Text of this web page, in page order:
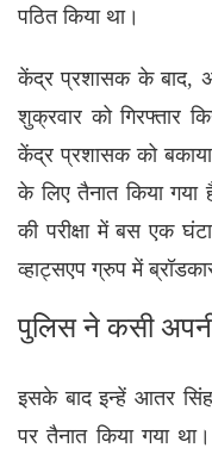
पठित किया था।
केंद्र प्रशासक के बाद,
शुक्रवार को गिरफ्तार
केंद्र प्रशासक को बकाया
के लिए तैनात किया गया
की परीक्षा में बस एक
व्हाट्सएप ग्रुप में
पुलिस ने कसी
इसके बाद इन्हें आतर
पर तैनात किया गया